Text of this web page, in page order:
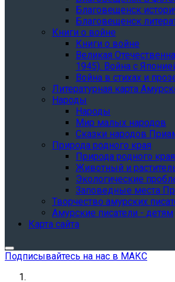
Благовещенск
Благовещенск
Книги о войне
Книги о войне
Великая
1945). Война с
Война в стихах и
Литературная карта
Народы
Народы
Мир малых народов
Сказки народов
Природа родного края
Природа родного края
Животный и
Экологические
Заповедные места
Творчество амурских
Амурские писатели - детям
Карта сайта
Подписывайтесь на нас в МАКС